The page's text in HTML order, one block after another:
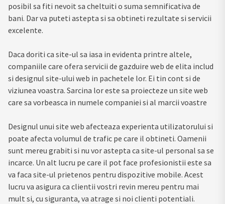
posibil sa fiti nevoit sa cheltuiti o suma semnificativa de
bani. Dar va puteti astepta si sa obtineti rezultate si servicii
excelente.
Daca doriti ca site-ul sa iasa in evidenta printre altele,
companiile care ofera servicii de gazduire web de elita includ
si designul site-ului web in pachetele lor. Ei tin cont si de
viziunea voastra. Sarcina lor este sa proiecteze un site web
care sa vorbeasca in numele companiei si al marcii voastre
Designul unui site web afecteaza experienta utilizatorului si
poate afecta volumul de trafic pe care il obtineti. Oamenii
sunt mereu grabiti si nu vor astepta ca site-ul personal sa se
incarce. Un alt lucru pe care il pot face profesionistii este sa
va faca site-ul prietenos pentru dispozitive mobile. Acest
lucru va asigura ca clientii vostri revin mereu pentru mai
mult si, cu siguranta, va atrage si noi clienti potentiali.